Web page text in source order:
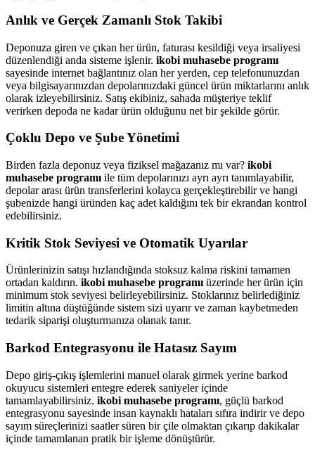
Anlık ve Gerçek Zamanlı Stok Takibi
Deponuza giren ve çıkan her ürün, faturası kesildiği veya irsaliyesi
düzenlendiği anda sisteme işlenir. ikobi muhasebe programı
sayesinde internet bağlantınız olan her yerden, cep telefonunuzdan
veya bilgisayarınızdan depolarınızdaki güncel ürün miktarlarını anlık
olarak izleyebilirsiniz. Satış ekibiniz, sahada müşteriye teklif
verirken depoda ne kadar ürün olduğunu net bir şekilde görür.
Çoklu Depo ve Şube Yönetimi
Birden fazla deponuz veya fiziksel mağazanız mı var? ikobi
muhasebe programı ile tüm depolarınızı ayrı ayrı tanımlayabilir,
depolar arası ürün transferlerini kolayca gerçekleştirebilir ve hangi
şubenizde hangi üründen kaç adet kaldığını tek bir ekrandan kontrol
edebilirsiniz.
Kritik Stok Seviyesi ve Otomatik Uyarılar
Ürünlerinizin satışı hızlandığında stoksuz kalma riskini tamamen
ortadan kaldırın. ikobi muhasebe programıüzerinde her ürün için
minimum stok seviyesi belirleyebilirsiniz. Stoklarınız belirlediğiniz
limitin altına düştüğünde sistem sizi uyarır ve zaman kaybetmeden
tedarik siparişi oluşturmanıza olanak tanır.
Barkod Entegrasyonu ile Hatasız Sayım
Depo giriş-çıkış işlemlerini manuel olarak girmek yerine barkod
okuyucu sistemleri entegre ederek saniyeler içinde
tamamlayabilirsiniz. ikobi muhasebe programı, güçlü barkod
entegrasyonu sayesinde insan kaynaklı hataları sıfıra indirir ve depo
sayım süreçlerinizi saatler süren bir çile olmaktan çıkarıp dakikalar
içinde tamamlanan pratik bir işleme dönüştürür.